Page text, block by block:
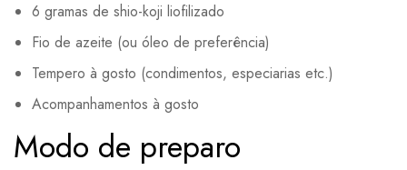
6 gramas de shio-koji liofilizado
Fio de azeite (ou óleo de preferência)
Tempero à gosto (condimentos, especiarias etc.)
Acompanhamentos à gosto
Modo de preparo